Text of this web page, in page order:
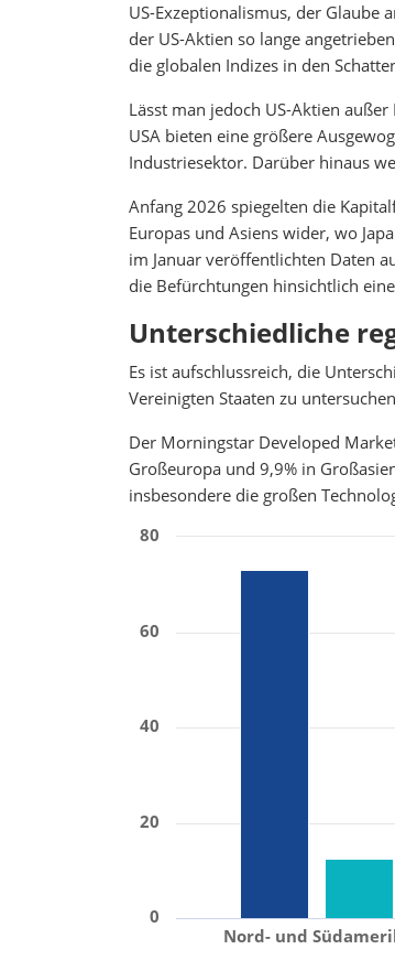
US-Exzeptionalismus, der Glaube
der US-Aktien so lange
die globalen Indizes in den
Lässt man jedoch US-Aktien
USA bieten eine größere
Industriesektor. Darüber hinaus
Anfang 2026 spiegelten die
Europas und Asiens wider, wo
im Januar veröffentlichten Daten
die Befürchtungen hinsichtlich
Unterschiedliche
Es ist aufschlussreich, die
Vereinigten Staaten zu
Der Morningstar Developed
Großeuropa und 9,9% in
insbesondere die großen
Nord- und
0
20
40
60
80